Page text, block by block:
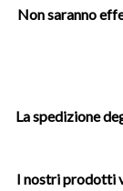
Non saranno
La spedizione
I nostri prodotti